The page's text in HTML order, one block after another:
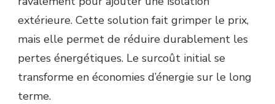
extérieure. Cette solution fait grimper le prix,
mais elle permet de réduire durablement les
pertes énergétiques. Le surcoût initial se
transforme en économies d’énergie sur le long
terme.